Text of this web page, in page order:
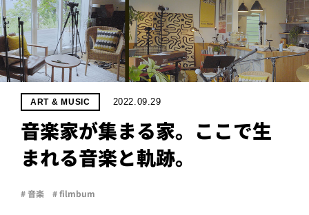
PROJECT
WHAT’S
LIFE
LABEL
ライフレー
ART & MUSIC 2022.09.29
音楽家が集まる家。ここで生
まれる音楽と軌跡。
# 音楽 # filmbum